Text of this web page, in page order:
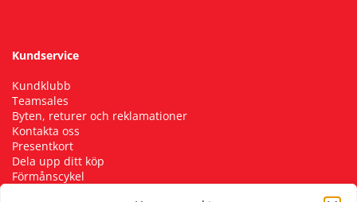
Kundservice
Kundklubb
Teamsales
Byten, returer och reklamationer
Kontakta oss
Presentkort
Dela upp ditt köp
Förmånscykel